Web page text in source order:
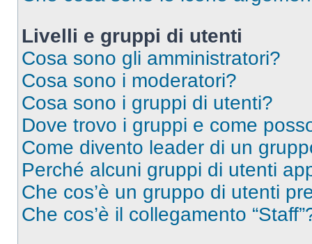
Livelli e gruppi di utenti
Cosa sono gli amministratori?
Cosa sono i moderatori?
Cosa sono i gruppi di utenti?
Dove trovo i gruppi e come
Come divento leader di un
Perché alcuni gruppi di utenti
Che cos’è un gruppo di utenti
Che cos’è il collegamento